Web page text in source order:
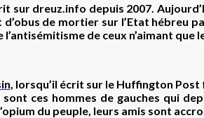
sur dreuz.info depuis 2007.
de mortier sur l’Etat hébreu
de ceux n’aimant que
, lorsqu’il écrit sur le Huffington
ces hommes de gauches qui
du peuple, leurs amis sont